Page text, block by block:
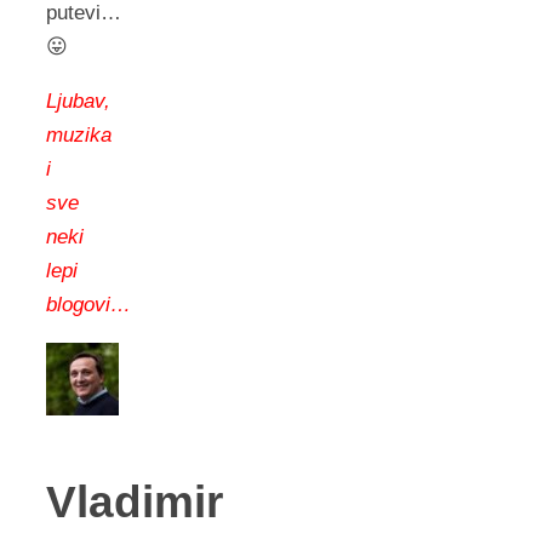
putevi…
😛
Ljubav,
muzika
i
sve
neki
lepi
blogovi…
Vladimir